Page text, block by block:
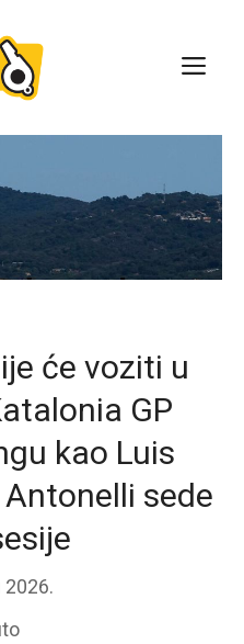
će voziti u
GP
kao Luis
sede
2026.